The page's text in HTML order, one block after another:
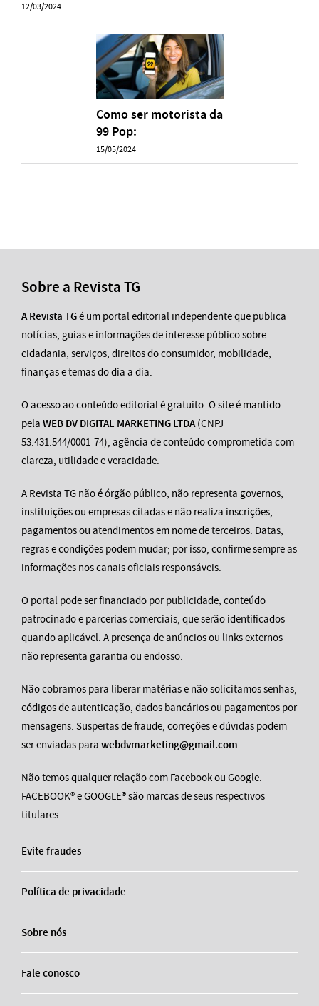
12/03/2024
Como ser motorista da
99 Pop:
15/05/2024
Sobre a Revista TG
A Revista TGé um portal editorial independente que publica
notícias, guias e informações de interesse público sobre
cidadania, serviços, direitos do consumidor, mobilidade,
finanças e temas do dia a dia.
O acesso ao conteúdo editorial é gratuito. O site é mantido
pela WEB DV DIGITAL MARKETING LTDA(CNPJ
53.431.544/0001-74), agência de conteúdo comprometida com
clareza, utilidade e veracidade.
A Revista TG não é órgão público, não representa governos,
instituições ou empresas citadas e não realiza inscrições,
pagamentos ou atendimentos em nome de terceiros. Datas,
regras e condições podem mudar; por isso, confirme sempre as
informações nos canais oficiais responsáveis.
O portal pode ser financiado por publicidade, conteúdo
patrocinado e parcerias comerciais, que serão identificados
quando aplicável. A presença de anúncios ou links externos
não representa garantia ou endosso.
Não cobramos para liberar matérias e não solicitamos senhas,
códigos de autenticação, dados bancários ou pagamentos por
mensagens. Suspeitas de fraude, correções e dúvidas podem
ser enviadas para webdvmarketing@gmail.com.
Não temos qualquer relação com Facebook ou Google.
FACEBOOK® e GOOGLE® são marcas de seus respectivos
titulares.
Evite fraudes
Política de privacidade
Sobre nós
Fale conosco